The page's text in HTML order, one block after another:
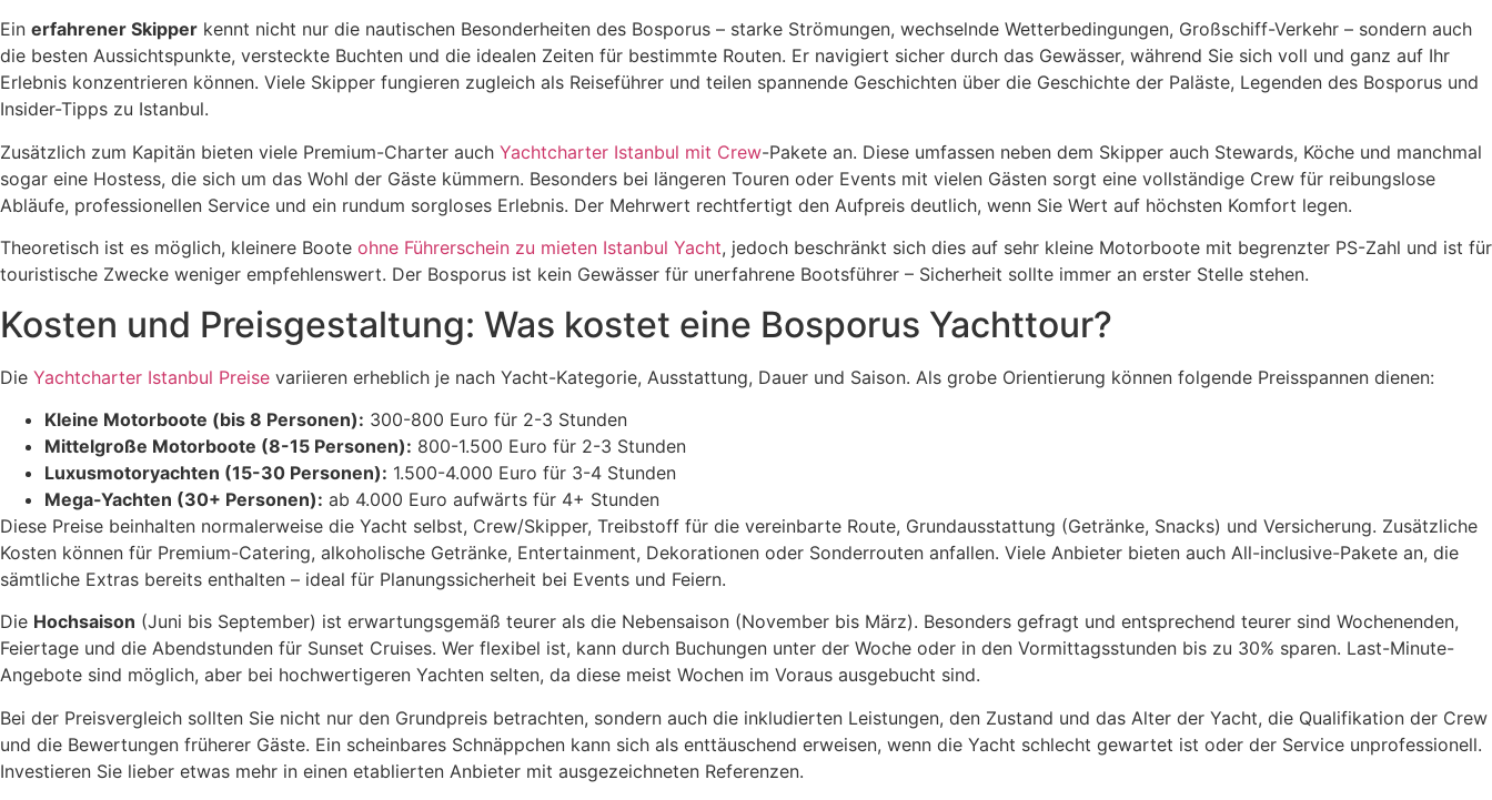
Ein erfahrener Skipper kennt nicht nur die nautischen Besonderheiten des Bosporus – starke Strömungen, wechselnde Wetterbedingungen, Großschiff-Verkehr – sondern auch
die besten Aussichtspunkte, versteckte Buchten und die idealen Zeiten für bestimmte Routen. Er navigiert sicher durch das Gewässer, während Sie sich voll und ganz auf Ihr
Erlebnis konzentrieren können. Viele Skipper fungieren zugleich als Reiseführer und teilen spannende Geschichten über die Geschichte der Paläste, Legenden des Bosporus und
Insider-Tipps zu Istanbul.
Zusätzlich zum Kapitän bieten viele Premium-Charter auch Yachtcharter Istanbul mit Crew-Pakete an. Diese umfassen neben dem Skipper auch Stewards, Köche und manchmal
sogar eine Hostess, die sich um das Wohl der Gäste kümmern. Besonders bei längeren Touren oder Events mit vielen Gästen sorgt eine vollständige Crew für reibungslose
Abläufe, professionellen Service und ein rundum sorgloses Erlebnis. Der Mehrwert rechtfertigt den Aufpreis deutlich, wenn Sie Wert auf höchsten Komfort legen.
Theoretisch ist es möglich, kleinere Boote ohne Führerschein zu mieten Istanbul Yacht, jedoch beschränkt sich dies auf sehr kleine Motorboote mit begrenzter PS-Zahl und ist für
touristische Zwecke weniger empfehlenswert. Der Bosporus ist kein Gewässer für unerfahrene Bootsführer – Sicherheit sollte immer an erster Stelle stehen.
Kosten und Preisgestaltung: Was kostet eine Bosporus Yachttour?
Die Yachtcharter Istanbul Preise variieren erheblich je nach Yacht-Kategorie, Ausstattung, Dauer und Saison. Als grobe Orientierung können folgende Preisspannen dienen:
Kleine Motorboote (bis 8 Personen): 300-800 Euro für 2-3 Stunden
Mittelgroße Motorboote (8-15 Personen): 800-1.500 Euro für 2-3 Stunden
Luxusmotoryachten (15-30 Personen): 1.500-4.000 Euro für 3-4 Stunden
Mega-Yachten (30+ Personen): ab 4.000 Euro aufwärts für 4+ Stunden
Diese Preise beinhalten normalerweise die Yacht selbst, Crew/Skipper, Treibstoff für die vereinbarte Route, Grundausstattung (Getränke, Snacks) und Versicherung. Zusätzliche
Kosten können für Premium-Catering, alkoholische Getränke, Entertainment, Dekorationen oder Sonderrouten anfallen. Viele Anbieter bieten auch All-inclusive-Pakete an, die
sämtliche Extras bereits enthalten – ideal für Planungssicherheit bei Events und Feiern.
Die Hochsaison (Juni bis September) ist erwartungsgemäß teurer als die Nebensaison (November bis März). Besonders gefragt und entsprechend teurer sind Wochenenden,
Feiertage und die Abendstunden für Sunset Cruises. Wer flexibel ist, kann durch Buchungen unter der Woche oder in den Vormittagsstunden bis zu 30% sparen. Last-Minute-
Angebote sind möglich, aber bei hochwertigeren Yachten selten, da diese meist Wochen im Voraus ausgebucht sind.
Bei der Preisvergleich sollten Sie nicht nur den Grundpreis betrachten, sondern auch die inkludierten Leistungen, den Zustand und das Alter der Yacht, die Qualifikation der Crew
und die Bewertungen früherer Gäste. Ein scheinbares Schnäppchen kann sich als enttäuschend erweisen, wenn die Yacht schlecht gewartet ist oder der Service unprofessionell.
Investieren Sie lieber etwas mehr in einen etablierten Anbieter mit ausgezeichneten Referenzen.